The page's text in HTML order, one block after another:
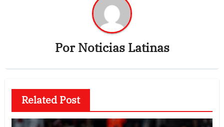
PorNoticias Latinas
Related Post